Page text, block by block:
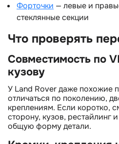
Форточки — левые и
стеклянные секции
Что проверять
Совместимость по
кузову
У Land Rover даже похожие
отличаться по поколению,
креплениям. Если коротко,
сторону, кузов, рестайлинг
общую форму детали.